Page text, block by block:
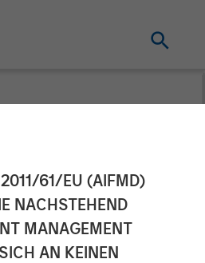
2011/61/EU (AIFMD)
NACHSTEHEND
MANAGEMENT
AN KEINEN